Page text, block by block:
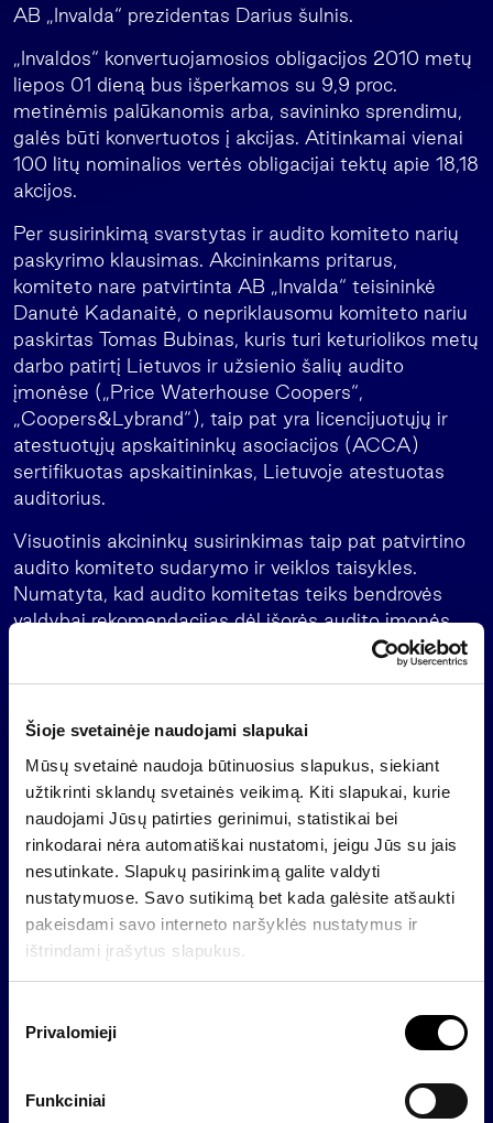
Šioje svetainėje naudojami slapukai
Mūsų svetainė naudoja būtinuosius slapukus, siekiant
užtikrinti sklandų svetainės veikimą. Kiti slapukai, kurie
naudojami Jūsų patirties gerinimui, statistikai bei
rinkodarai nėra automatiškai nustatomi, jeigu Jūs su jais
nesutinkate. Slapukų pasirinkimą galite valdyti
nustatymuose. Savo sutikimą bet kada galėsite atšaukti
pakeisdami savo interneto naršyklės nustatymus ir
ištrindami įrašytus slapukus.
Privalomieji
Funkciniai
AB „Invalda“ prezidentas Darius šulnis.
„Invaldos“ konvertuojamosios obligacijos 2010 metų
liepos 01 dieną bus išperkamos su 9,9 proc.
metinėmis palūkanomis arba, savininko sprendimu,
galės būti konvertuotos į akcijas. Atitinkamai vienai
100 litų nominalios vertės obligacijai tektų apie 18,18
akcijos.
Per susirinkimą svarstytas ir audito komiteto narių
paskyrimo klausimas. Akcininkams pritarus,
komiteto nare patvirtinta AB „Invalda“ teisininkė
Danutė Kadanaitė, o nepriklausomu komiteto nariu
paskirtas Tomas Bubinas, kuris turi keturiolikos metų
darbo patirtį Lietuvos ir užsienio šalių audito
įmonėse („Price Waterhouse Coopers“,
„Coopers&Lybrand“), taip pat yra licencijuotųjų ir
atestuotųjų apskaitininkų asociacijos (ACCA)
sertifikuotas apskaitininkas, Lietuvoje atestuotas
auditorius.
Visuotinis akcininkų susirinkimas taip pat patvirtino
audito komiteto sudarymo ir veiklos taisykles.
Numatyta, kad audito komitetas teiks bendrovės
valdybai rekomendacijas dėl išorės audito įmonės
parinkimo, sutarties su pasirinkta įmone sąlygų,
nariai taip pat stebės bendrovės finansinių ataskaitų
iki „Invaldos“ valdybos kadencijos pabaigos, jie taip
pat gali būti perrinkti kitam valdybos kadencijos
laikotarpiui.
Pasak „Invaldos“ prezidento Dariaus Šulnio,
susirinkime priimti sprendimai yra svarbūs siekiant
užtikrinti stabilią grupės veiklą. „Gyvename neramiu
finansiniu laikotarpiu, taigi imamės visų, mūsų
požiūriu, šiuo metu tinkamų veiksmų. Sprendimas
finansiniam stabilumui palaikyti, o audito komitetas